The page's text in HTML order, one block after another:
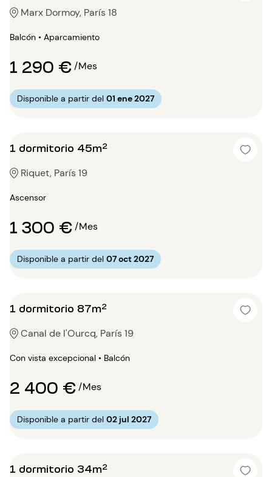
Marx Dormoy, París 18
Balcón • Aparcamiento
1 290 €/Mes
Disponible a partir del 01 ene 2027
1 dormitorio 45m²
Riquet, París 19
Ascensor
1 300 €/Mes
Disponible a partir del 07 oct 2027
1 dormitorio 87m²
Canal de l'Ourcq, París 19
Con vista excepcional • Balcón
2 400 €/Mes
Disponible a partir del 02 jul 2027
1 dormitorio 34m²